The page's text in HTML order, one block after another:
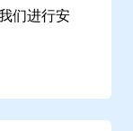
们进行安